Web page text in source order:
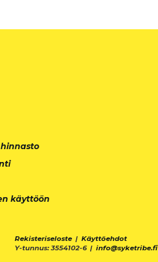
hinnasto
käyttöön
Rekisteriseloste | Käyttöehdot
Y-tunnus: 3554102-6 | info@syketribe.fi